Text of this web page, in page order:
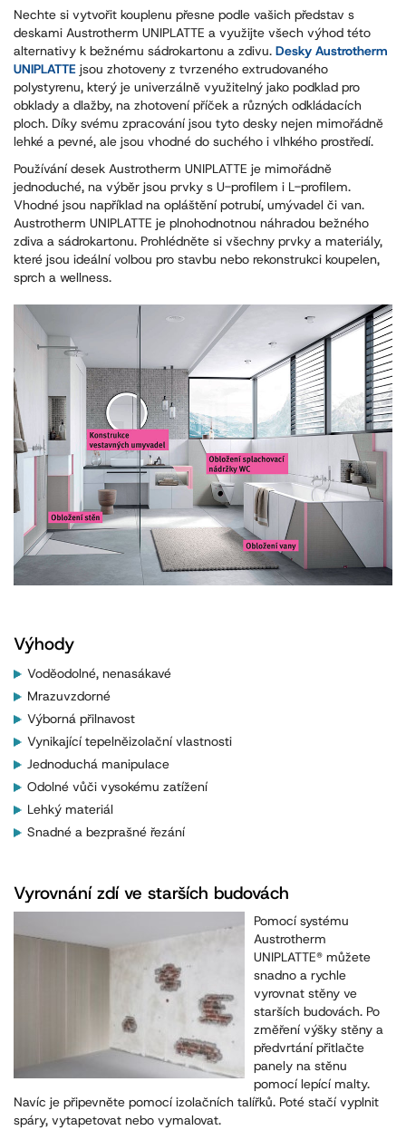
Nechte si vytvořit kouplenu přesne podle vašich představ s
deskami Austrotherm UNIPLATTE a využijte všech výhod této
alternativy k bežnému sádrokartonu a zdivu. Desky Austrotherm
UNIPLATTE jsou zhotoveny z tvrzeného extrudovaného
polystyrenu, který je univerzálně využitelný jako podklad pro
obklady a dlažby, na zhotovení příček a různých odkládacích
ploch. Díky svému zpracování jsou tyto desky nejen mimořádně
lehké a pevné, ale jsou vhodné do suchého i vlhkého prostředí.
Používání desek Austrotherm UNIPLATTE je mimořádně
jednoduché, na výběr jsou prvky s U-profilem i L-profilem.
Vhodné jsou například na opláštění potrubí, umývadel či van.
Austrotherm UNIPLATTE je plnohodnotnou náhradou bežného
zdiva a sádrokartonu. Prohlédněte si všechny prvky a materiály,
které jsou ideální volbou pro stavbu nebo rekonstrukci koupelen,
sprch a wellness.
Výhody
Voděodolné, nenasákavé
Mrazuvzdorné
Výborná přilnavost
Vynikající tepelněizolační vlastnosti
Jednoduchá manipulace
Odolné vůči vysokému zatížení
Lehký materiál
Snadné a bezprašné řezání
Vyrovnání zdí ve starších budovách
Pomocí systému
Austrotherm
UNIPLATTE® můžete
snadno a rychle
vyrovnat stěny ve
starších budovách. Po
změření výšky stěny a
předvrtání přitlačte
panely na stěnu
pomocí lepící malty.
Navíc je připevněte pomocí izolačních talířků. Poté stačí vyplnit
spáry, vytapetovat nebo vymalovat.